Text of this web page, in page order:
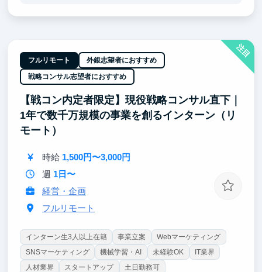
オウンドメディアといった実事業に実装するところま
で経験できます。
■ 「届ける力」を磨く（戦略広報トラック）
飲食・観光という、人の生活を華やがせる領域の価値
を言語化し、記事・SNS・PRとして世に出すまでを
一気通貫で経験できます。
注目
フルリモート 外銀志望者におすすめ
戦略コンサル志望者におすすめ
【戦コン内定者限定】現役戦略コンサル直下｜
1年で数千万規模の事業を創るインターン（リ
モート）
時給 1,500円〜3,000円
週 1日〜
経営・企画
フルリモート
インターン生3人以上在籍 事業立案
Webマーケティング
SNSマーケティング
機械学習・AI 未経験OK
IT業界
人材業界
スタートアップ 土日勤務可